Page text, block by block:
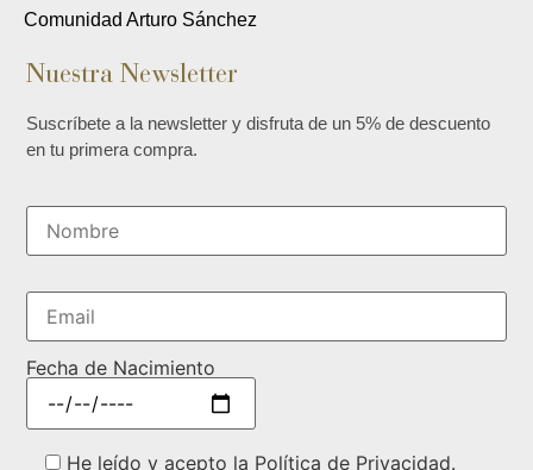
Comunidad Arturo Sánchez
Nuestra Newsletter
Suscríbete a la newsletter y disfruta de un 5% de descuento
en tu primera compra.
Fecha de Nacimiento
He leído y acepto la Política de Privacidad.